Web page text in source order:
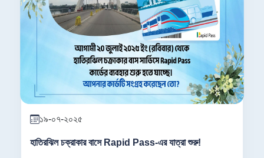
১৯-০৭-২০২৫
হাতিরঝিল চক্রাকার বাসে Rapid Pass-এর যাত্রা শুরু!